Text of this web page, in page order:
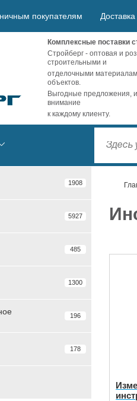
покупателям
Комплексные поставки
Стройберг - оптовая и
строительными и
отделочными
объектов.
Выгодные предложения,
внимание
к каждому клиенту.
1908
5927
485
1300
196
178